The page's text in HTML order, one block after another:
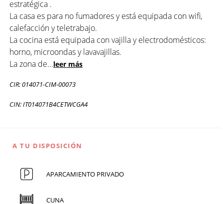
estratégica .
La casa es para no fumadores y está equipada con wifi,
calefacción y teletrabajo.
La cocina está equipada con vajilla y electrodomésticos:
horno, microondas y lavavajillas.
La zona de...leer más
CIR: 014071-CIM-00073
CIN: IT014071B4CETWCGA4
A TU DISPOSICIÓN
APARCAMIENTO PRIVADO
CUNA